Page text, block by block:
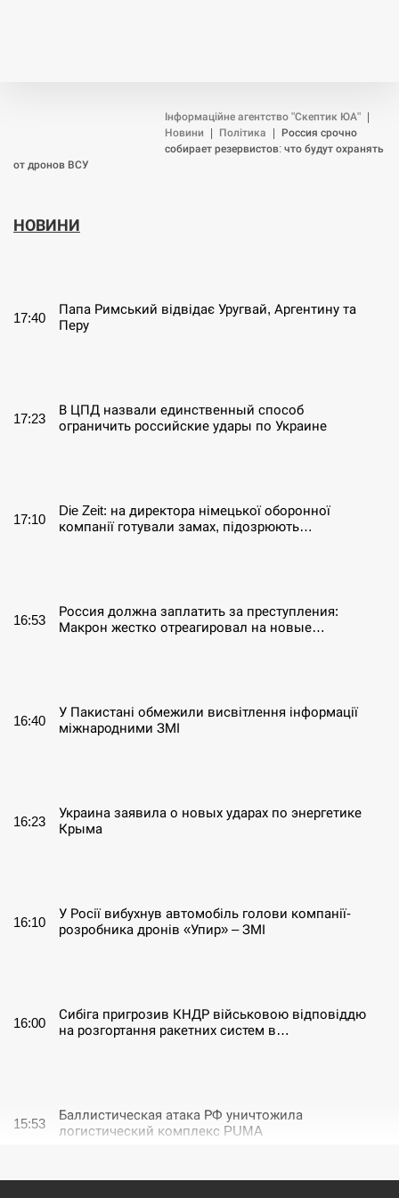
Інформаційне агентство "Скептик ЮА"
Новини
Політика
Россия срочно
собирает резервистов: что будут охранять
от дронов ВСУ
НОВИНИ
17:40
Папа Римський відвідає Уругвай, Аргентину та
Перу
17:23
В ЦПД назвали единственный способ
ограничить российские удары по Украине
17:10
Die Zeit: на директора німецької оборонної
компанії готували замах, підозрюють…
16:53
Россия должна заплатить за преступления:
Макрон жестко отреагировал на новые…
16:40
У Пакистані обмежили висвітлення інформації
міжнародними ЗМІ
16:23
Украина заявила о новых ударах по энергетике
Крыма
16:10
У Росії вибухнув автомобіль голови компанії-
розробника дронів «Упир» – ЗМІ
16:00
Сибіга пригрозив КНДР військовою відповіддю
на розгортання ракетних систем в…
15:53
Баллистическая атака РФ уничтожила
логистический комплекс PUMA